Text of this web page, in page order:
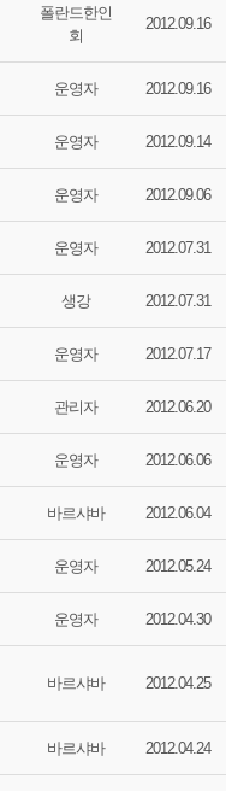
폴란드한인
회
2012.09.16
운영자 2012.09.16
운영자 2012.09.14
운영자 2012.09.06
운영자 2012.07.31
생강 2012.07.31
운영자 2012.07.17
관리자 2012.06.20
운영자 2012.06.06
바르샤바 2012.06.04
운영자 2012.05.24
운영자 2012.04.30
바르샤바 2012.04.25
바르샤바 2012.04.24